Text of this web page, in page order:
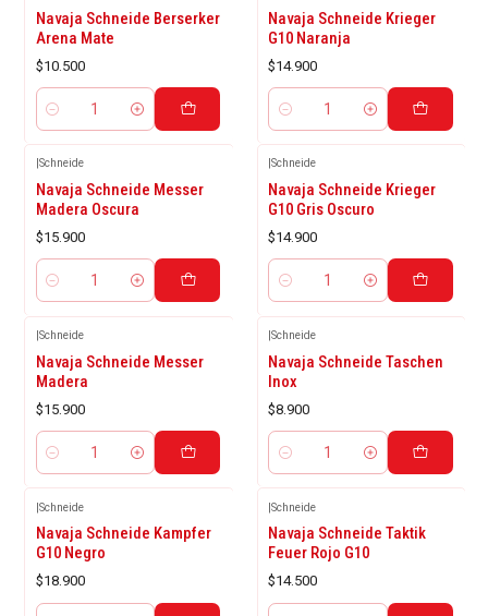
Navaja Schneide Berserker
Arena Mate
$10.500
Cantidad
Navaja Schneide Krieger
G10 Naranja
$14.900
Cantidad
Schneide
Navaja Schneide Messer
Madera Oscura
$15.900
Cantidad
Schneide
Navaja Schneide Krieger
G10 Gris Oscuro
$14.900
Cantidad
|Schneide
Navaja Schneide Messer
Madera
$15.900
Cantidad
|Schneide
Navaja Schneide Taschen
Inox
$8.900
Cantidad
|Schneide
Navaja Schneide Kampfer
G10 Negro
$18.900
|Schneide
Navaja Schneide Taktik
Feuer Rojo G10
$14.500